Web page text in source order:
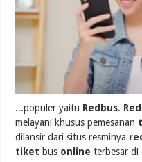
...populer yaitu Redbus.
melayani khusus pemesanan
dilansir dari situs resminya
tiket bus online terbesar di